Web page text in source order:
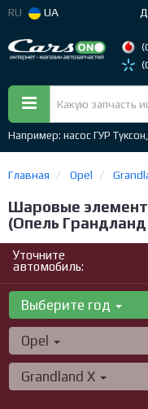
RU UA
Например: насос ГУР
Главная Opel
Шаровые
(Опель Грандланд
Уточните
автомобиль:
Выберите год
Opel
Grandland X